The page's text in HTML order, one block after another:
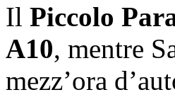
Il Piccolo
A10, mentre
mezz’ora